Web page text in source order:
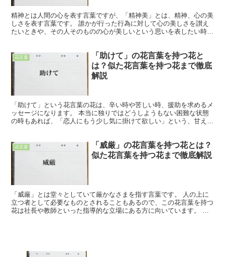
精神とは人間の心を表す言葉ですが、「精神美」とは、精神、心の美
しさを表す言葉です。 誰かが行った行為に対して心の美しさを讃え
たいときや、その人そのものの心が美しいという思いを表したい時な
花言葉
「助けて」の花言葉を持つ花と
は？似た花言葉を持つ花まで徹底
解説
「助けて」という花言葉の花は、辛い時や苦しい時、援助を求めるメ
ッセージになります。 本当に独りではどうしようもない困難な状態
の時もあれば、「恋人にもう少し気に掛けて欲しい」という、甘える
花言葉
「威厳」の花言葉を持つ花とは？
似た花言葉を持つ花まで徹底解説
「威厳」とは堂々としていて厳かなさまを指す言葉です。 人の上に
立つ者として必要なものとされることもあるので、この花言葉を持つ
花は社長や教師といった指導的な立場にある方に向いています。 ま